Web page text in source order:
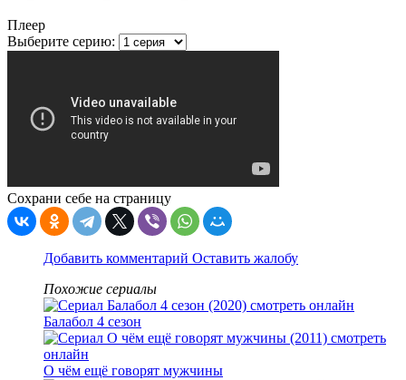
Плеер
Выберите серию:
Сохрани себе на страницу
Добавить комментарий Оставить жалобу
Похожие сериалы
Балабол 4 сезон
О чём ещё говорят мужчины